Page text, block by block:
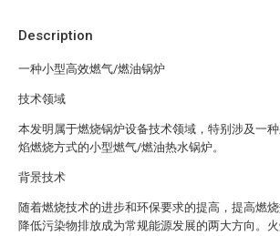
Description
一种小型高效燃气/燃油锅炉
技术领域
本发明属于燃烧锅炉设备技术领域，特别涉及一
焰燃烧方式的小型燃气/燃油热水锅炉。
背景技术
随着燃烧技术的进步和环保要求的提高，提高燃烧
降低污染物排放成为常规能源发展的两大方向。